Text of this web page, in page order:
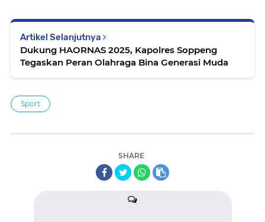
Artikel Selanjutnya
Dukung HAORNAS 2025, Kapolres Soppeng
Tegaskan Peran Olahraga Bina Generasi Muda
Sport
SHARE